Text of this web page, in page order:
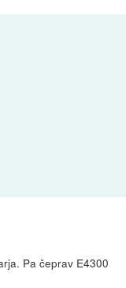
Pa čeprav E4300